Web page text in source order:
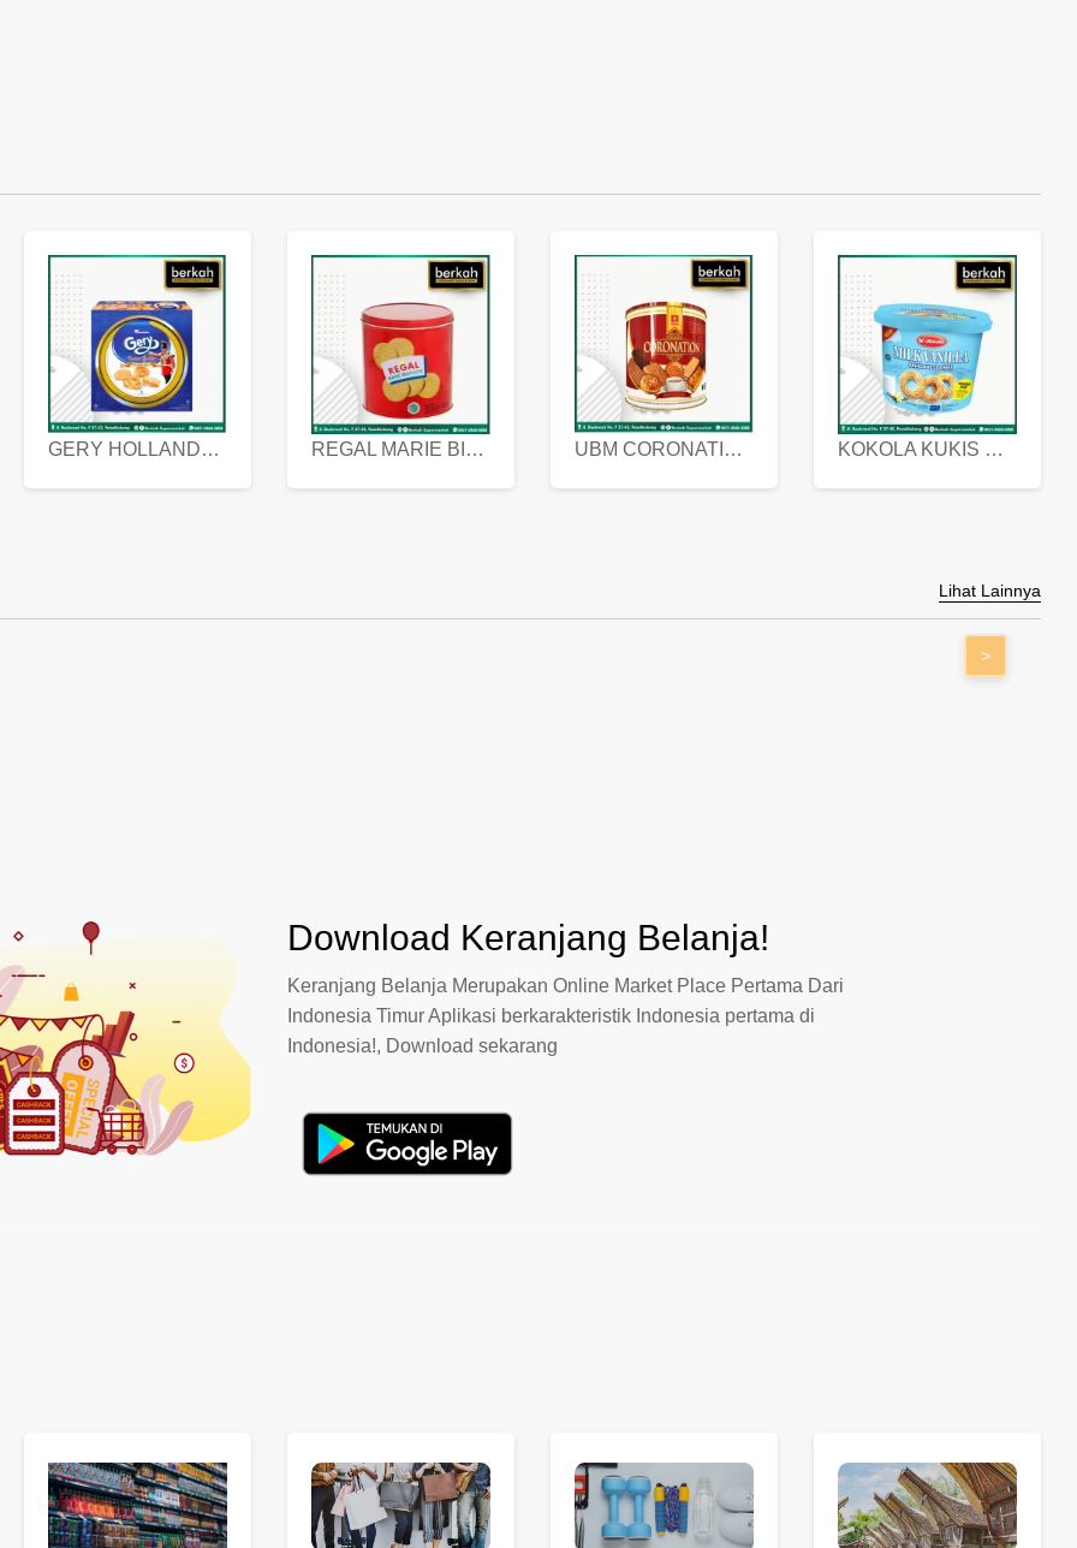
GERY HOLLANDA BUTTER COOKIES 450 GRAM REGAL MARIE BISCUIT KALENG 550 GRAM UBM CORONATION ASSORTED BISKUIT KALENG 450 GRAM KOKOLA KUKIS HYGIENIC MILK VANILLA PACK 320 GR
Lihat Lainnya
>
Download Keranjang Belanja!
Keranjang Belanja Merupakan Online Market Place Pertama Dari
Indonesia Timur Aplikasi berkarakteristik Indonesia pertama di
Indonesia!, Download sekarang